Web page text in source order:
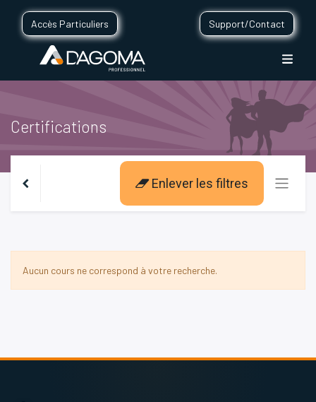
Accès Particuliers Support/Contact
Certifications
Enlever les filtres
Aucun cours ne correspond à votre recherche.